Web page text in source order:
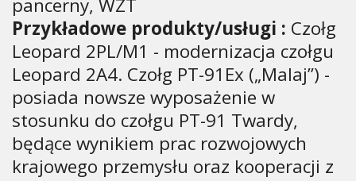
pancerny, WZT
Przykładowe produkty/usługi : Czołg
Leopard 2PL/M1 - modernizacja czołgu
Leopard 2A4. Czołg PT-91Ex („Malaj”) -
posiada nowsze wyposażenie w
stosunku do czołgu PT-91 Twardy,
będące wynikiem prac rozwojowych
krajowego przemysłu oraz kooperacji z